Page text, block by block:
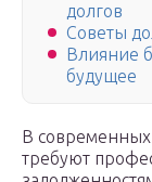
долгов
Советы
Влияние
будущее
В современных
требуют